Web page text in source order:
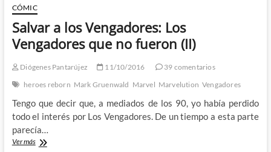
Rojo:
Actos
de
Venganza
CÓMIC
Salvar a los Vengadores: Los
Vengadores que no fueron (II)
Diógenes Pantarújez 11/10/2016
39 comentarios
heroes reborn Mark Gruenwald Marvel Marvelution Vengadores
Tengo que decir que, a mediados de los 90, yo había perdido
todo el interés por Los Vengadores. De un tiempo a esta parte
parecía…
Ver másSalvar